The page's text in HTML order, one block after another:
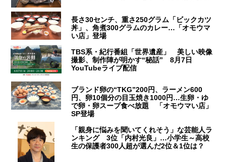
長さ30センチ、重さ250グラム「ビックカツ
丼」、角煮300グラムのカレー…「オモウマ
い店」登場
TBS系・紀行番組「世界遺産」 美しい映像
撮影、制作陣が明かす“秘話” 8月7日
YouTubeライブ配信
ブランド卵の“TKG”200円、ラーメン600
円、卵10個分の目玉焼き1000円…生卵・ゆ
で卵・卵スープ食べ放題 「オモウマい店」
SP登場
「親身に悩みを聞いてくれそう」な芸能人ラ
ンキング 3位「内村光良」…小学生～高校
生の保護者300人超が選んだ2位＆1位は？